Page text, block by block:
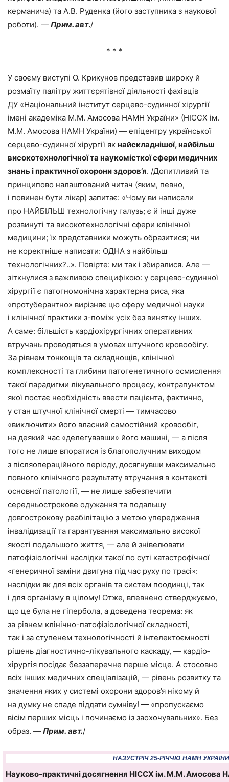
керманича) та А.В. Руденка (його заступника з наукової
роботи). — Прим. авт./
* * *
У своєму виступі О. Крикунов представив широку й
розмаїту палітру життєрятівної діяльності фахівців
ДУ «Національний інститут серцево-судинної хірургії
імені академіка М.М. Амосова НАМН України» (НІССХ ім.
М.М. Амосова НАМН України) — епіцентру української
серцево-судинної хірургії як найскладнішої, найбільш
високотехнологічної та наукомісткої сфери медичних
знань і практичної охорони здоров’я. /Допитливий та
принципово налаштований читач (яким, певно,
і повинен бути лікар) запитає: «Чому ви написали
про НАЙБІЛЬШ технологічну галузь; є й інші дуже
розвинуті та високотехнологічні сфери клінічної
медицини; їх представники можуть образитися; чи
не коректніше написати: ОДНА з найбільш
технологічних?..». Повірте: ми так і збиралися. Але —
зіт­кнулися з важливою специфікою: у серцево-судинної
хірургії є патогномонічна характерна риса, яка
«протуберантно» вирізняє цю сферу медичної науки
і клінічної практики з-поміж усіх без винятку інших.
А саме: більшість кардіохірургічних оперативних
втручань проводяться в умовах штучного кровообігу.
За рівнем тонкощів та складнощів, клінічної
комплексності та глибини патогенетичного осмислення
такої парадигми лікувального процесу, контрапунктом
якої постає необхідність ввести пацієнта, фактично,
у стан штучної клінічної смерті — тимчасово
«виключити» його власний самостійний кровообіг,
на деякий час «делегувавши» його машині, — а після
того не лише впоратися із благополучним виходом
з післяопераційного періоду, досягнувши максимально
повного клінічного результату втручання в контексті
основної патології, — не лише забезпечити
середньострокове одужання та подальшу
довгострокову реабілітацію з метою упередження
інвалідизації та гарантування максимально високої
якості подальшого життя, — але й знівелювати
патофізіо­логічні наслідки такої по суті катастрофічної
«генеричної заміни двигуна під час руху по трасі»:
наслідки як для всіх органів та систем поодинці, так
і для організму в цілому! Отже, впевнено стверджуємо,
що це була не гіпербола, а доведена тео­рема: як
за рівнем клінічно-патофізіологічної складності,
так і за ступенем технологічності й інтелектоємності
рішень діагностично-лікувального каскаду, — кардіо­
хірургія посідає беззапереч­не перше місце. А стосовно
всіх інших медичних спеціалізацій, — рівень розвитку та
значення яких у системі охорони здоров’я нікому й
на думку не спаде піддати сумніву! — «пропускаємо
вісім перших місць і починаємо із заохочувальних». Без
образ. — Прим. авт./
НАЗУСТРІЧ 25-РІЧЧЮ НАМН УКРАЇНИ
Науково-практичні досягнення НІССХ ім. М.М. Амосова